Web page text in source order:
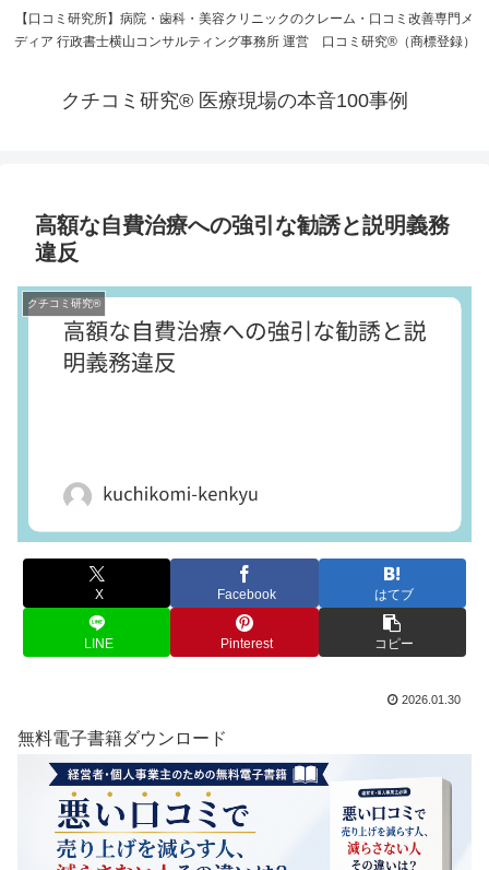
【口コミ研究所】病院・歯科・美容クリニックのクレーム・口コミ改善専門メ
ディア 行政書士横山コンサルティング事務所 運営 口コミ研究®（商標登録）
クチコミ研究® 医療現場の本音100事例
高額な自費治療への強引な勧誘と説明義務
違反
クチコミ研究®
X Facebook はてブ
LINE Pinterest コピー
2026.01.30
無料電子書籍ダウンロード